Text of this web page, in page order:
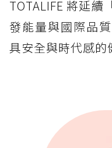
TOTALIFE 將延
發能量與國際品
具安全與時代感的